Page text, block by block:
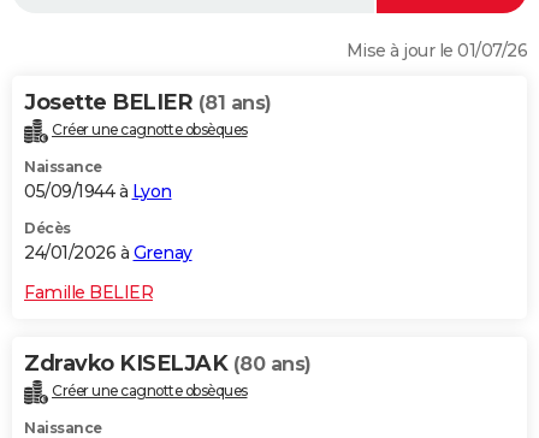
Alimentation
Guide de la santé
Maladies
Médicaments
Sommeil
VOYAGE
Destinations
City break
Voyage nature
Voyage de noces
Forum
Climat
+PHOTO
GUIDES D'ACHAT
Carte de Noël
Carte Bonne année
Carte Saint-Valentin
Carte Pâques
Carte d'anniversaire
DICTIONNAIRE
Dictionnaire
Biographies
Citations
Expressions
Proverbes
PROGRAMME TV
Mise à jour le 01/07/26
Josette BELIER (81 ans)
Créer une cagnotte obsèques
Naissance
05/09/1944 à Lyon
Décès
24/01/2026 à Grenay
Famille BELIER
Zdravko KISELJAK (80 ans)
Créer une cagnotte obsèques
Naissance